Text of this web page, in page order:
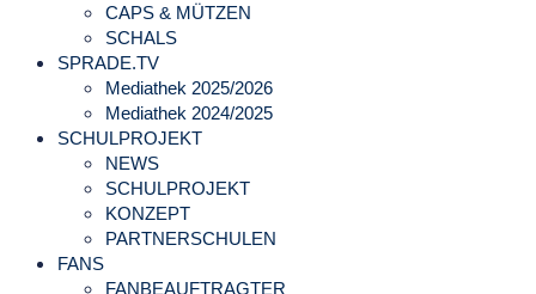
CAPS & MÜTZEN
SCHALS
SPRADE.TV
Mediathek 2025/2026
Mediathek 2024/2025
SCHULPROJEKT
NEWS
SCHULPROJEKT
KONZEPT
PARTNERSCHULEN
FANS
FANBEAUFTRAGTER